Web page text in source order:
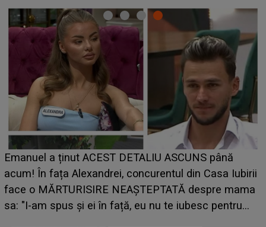
până
din Casa Iubirii
despre mama
iubesc pentru
Cine este Bianca, tânăra
UNTOLD ONE de Zara Larsson?
ce i-a spus artista suedeză în
pregătită...”